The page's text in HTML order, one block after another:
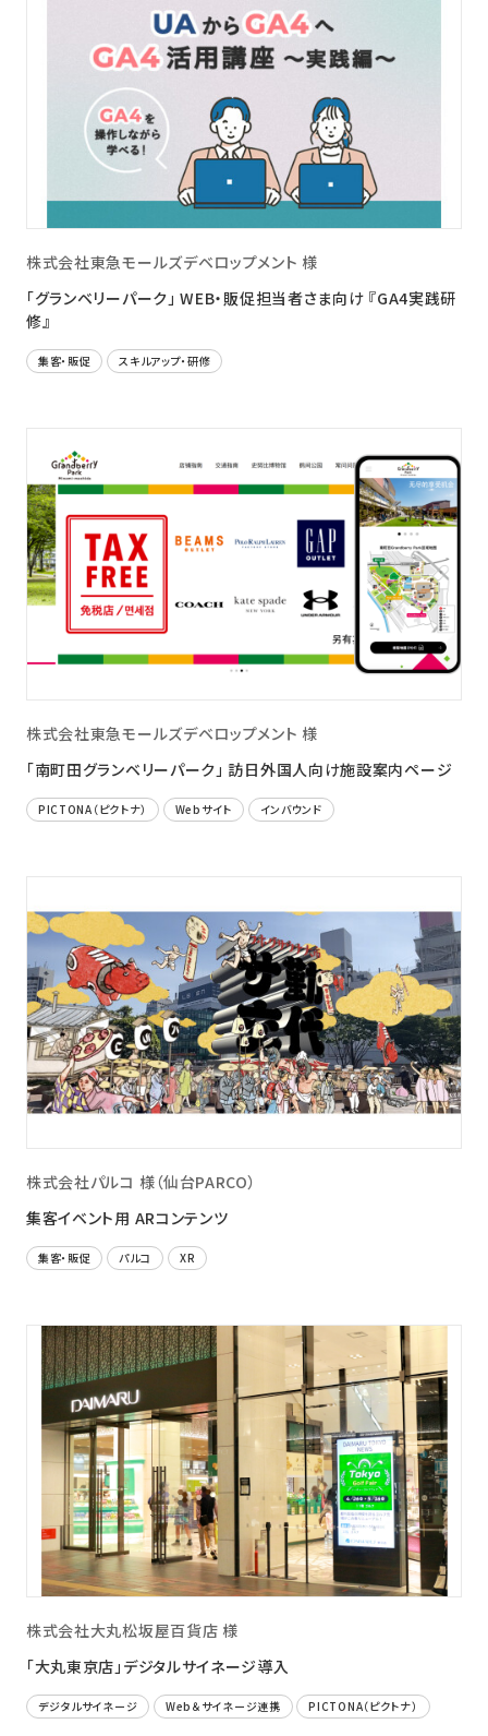
株式会社東急モールズデベロップメント 様
「グランベリーパーク」 WEB・販促担当者さま向け 『GA4実践研
修』
集客・販促 スキルアップ・研修
株式会社東急モールズデベロップメント 様
「南町田グランベリーパーク」 訪日外国人向け施設案内ページ
PICTONA（ピクトナ） Webサイト インバウンド
株式会社パルコ 様（仙台PARCO）
集客イベント用 ARコンテンツ
集客・販促 パルコ XR
株式会社大丸松坂屋百貨店 様
「大丸東京店」デジタルサイネージ導入
デジタルサイネージ Web＆サイネージ連携 PICTONA（ピクトナ）